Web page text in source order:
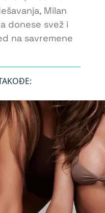
Milan
donese svež i
na savremene